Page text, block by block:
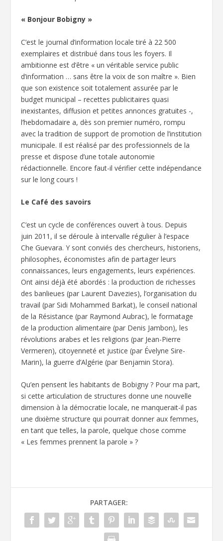
« Bonjour Bobigny »
C’est le journal d’information locale tiré à 22 500
exemplaires et distribué dans tous les foyers. Il
ambitionne est d’être « un véritable service public
d’information … sans être la voix de son maître ». Bien
que son existence soit totalement assurée par le
budget municipal – recettes publicitaires quasi
inexistantes, diffusion et petites annonces gratuites -,
l’hebdomadaire a, dès son premier numéro, rompu
avec la tradition de support de promotion de l’institution
municipale. Il est réalisé par des professionnels de la
presse et dispose d’une totale autonomie
rédactionnelle. Encore faut-il vérifier cette indépendance
sur le long cours !
Le Café des savoirs
C’est un cycle de conférences ouvert à tous. Depuis
juin 2011, il se déroule à intervalle régulier à l’espace
Che Guevara. Y sont conviés des chercheurs, historiens,
philosophes, économistes afin de partager leurs
connaissances, leurs engagements, leurs expériences.
Ont ainsi déjà été abordés : la production de richesses
des banlieues (par Laurent Davezies), l’organisation du
travail (par Sidi Mohammed Barkat), le conseil national
de la Résistance (par Raymond Aubrac), le formatage
de la production alimentaire (par Denis Jambon), les
révolutions arabes et les religions (par Jean-Pierre
Vermeren), citoyenneté et justice (par Évelyne Sire-
Marin), la guerre d’Algérie (par Benjamin Stora).
Qu’en pensent les habitants de Bobigny ? Pour ma part,
si cette articulation de structures donne une nouvelle
dimension à la démocratie locale, ne manquerait-il pas
une dixième structure qui pourrait donner aux femmes,
en tant que telles, la parole, quelque chose comme
« Les femmes prennent la parole » ?
PARTAGER: